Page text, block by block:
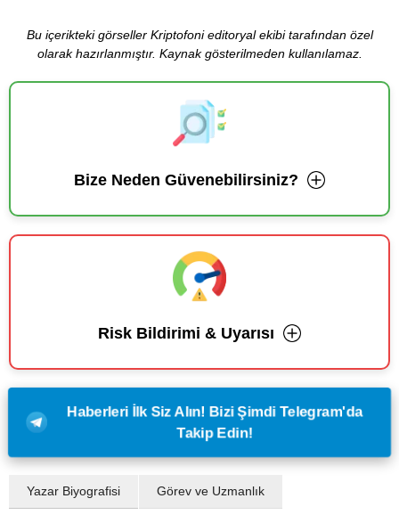
Bu içerikteki görseller Kriptofoni editoryal ekibi tarafından özel
olarak hazırlanmıştır. Kaynak gösterilmeden kullanılamaz.
Bize Neden Güvenebilirsiniz?
Risk Bildirimi & Uyarısı
Haberleri İlk Siz Alın! Bizi Şimdi Telegram'da
Takip Edin!
Yazar Biyografisi Görev ve Uzmanlık